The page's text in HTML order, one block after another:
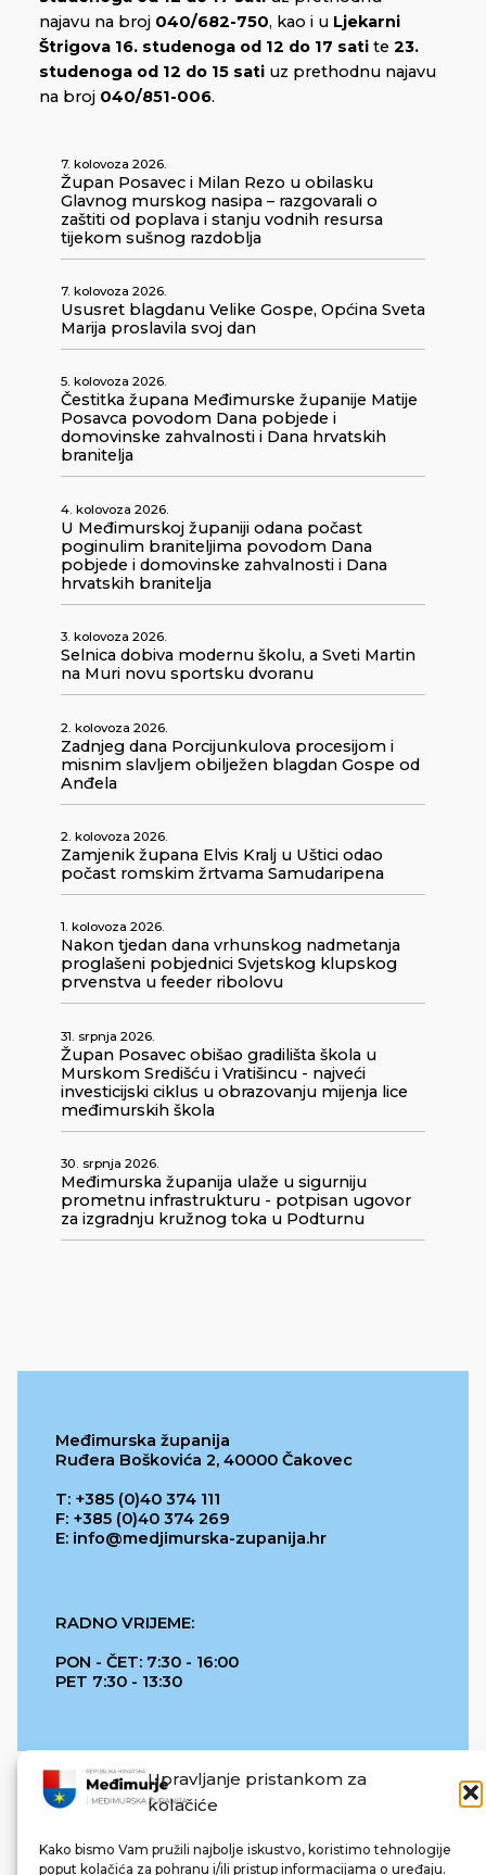
Upravljanje pristankom za
kolačiće
Kako bismo Vam pružili najbolje iskustvo, koristimo tehnologije
poput kolačića za pohranu i/ili pristup informacijama o uređaju.
najavu na broj 040/682-750, kao i u Ljekarni
Štrigova 16. studenoga od 12 do 17 sati te 23.
studenoga od 12 do 15 sati uz prethodnu najavu
na broj 040/851-006.
7. kolovoza 2026.
Župan Posavec i Milan Rezo u obilasku
Glavnog murskog nasipa – razgovarali o
zaštiti od poplava i stanju vodnih resursa
tijekom sušnog razdoblja
7. kolovoza 2026.
Ususret blagdanu Velike Gospe, Općina Sveta
Marija proslavila svoj dan
5. kolovoza 2026.
Čestitka župana Međimurske županije Matije
Posavca povodom Dana pobjede i
domovinske zahvalnosti i Dana hrvatskih
branitelja
4. kolovoza 2026.
U Međimurskoj županiji odana počast
poginulim braniteljima povodom Dana
pobjede i domovinske zahvalnosti i Dana
hrvatskih branitelja
3. kolovoza 2026.
Selnica dobiva modernu školu, a Sveti Martin
na Muri novu sportsku dvoranu
2. kolovoza 2026.
Zadnjeg dana Porcijunkulova procesijom i
misnim slavljem obilježen blagdan Gospe od
Anđela
2. kolovoza 2026.
Zamjenik župana Elvis Kralj u Uštici odao
počast romskim žrtvama Samudaripena
1. kolovoza 2026.
Nakon tjedan dana vrhunskog nadmetanja
proglašeni pobjednici Svjetskog klupskog
prvenstva u feeder ribolovu
31. srpnja 2026.
Župan Posavec obišao gradilišta škola u
Murskom Središću i Vratišincu - najveći
investicijski ciklus u obrazovanju mijenja lice
međimurskih škola
30. srpnja 2026.
Međimurska županija ulaže u sigurniju
prometnu infrastrukturu - potpisan ugovor
za izgradnju kružnog toka u Podturnu
Međimurska županija
Ruđera Boškovića 2, 40000 Čakovec
T: +385 (0)40 374 111
F: +385 (0)40 374 269
E: info@medjimurska-zupanija.hr
RADNO VRIJEME:
PON - ČET: 7:30 - 16:00
PET 7:30 - 13:30